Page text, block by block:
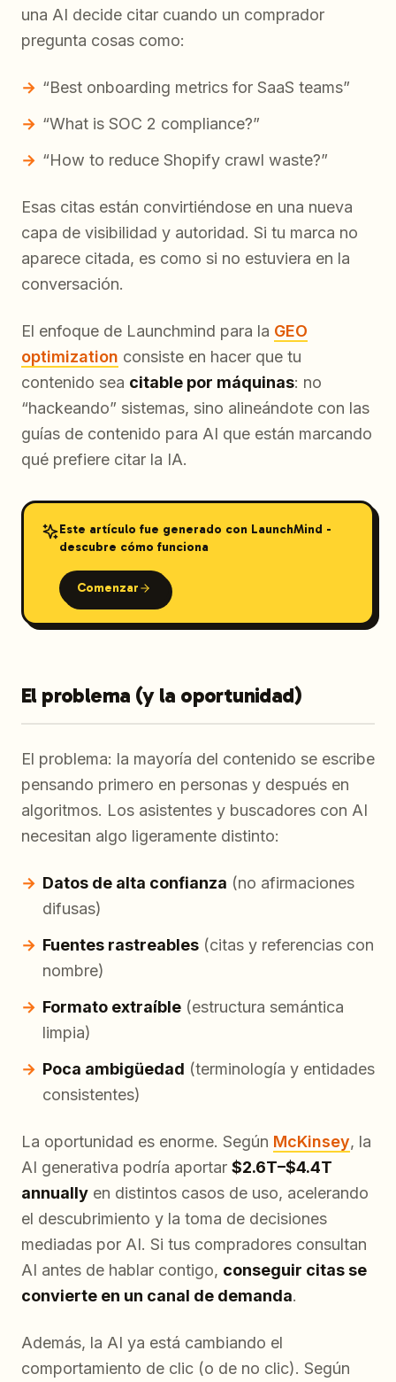
una AI decide citar cuando un comprador
pregunta cosas como:
“Best onboarding metrics for SaaS teams”
“What is SOC 2 compliance?”
“How to reduce Shopify crawl waste?”
Esas citas están convirtiéndose en una nueva
capa de visibilidad y autoridad. Si tu marca no
aparece citada, es como si no estuviera en la
conversación.
El enfoque de Launchmind para la GEO
optimization consiste en hacer que tu
contenido sea citable por máquinas: no
“hackeando” sistemas, sino alineándote con las
guías de contenido para AI que están marcando
qué prefiere citar la IA.
Este artículo fue generado con LaunchMind -
descubre cómo funciona
Comenzar
El problema (y la oportunidad)
El problema: la mayoría del contenido se escribe
pensando primero en personas y después en
algoritmos. Los asistentes y buscadores con AI
necesitan algo ligeramente distinto:
Datos de alta confianza (no afirmaciones
difusas)
Fuentes rastreables (citas y referencias con
nombre)
Formato extraíble (estructura semántica
limpia)
Poca ambigüedad (terminología y entidades
consistentes)
La oportunidad es enorme. Según McKinsey, la
AI generativa podría aportar $2.6T–$4.4T
annually en distintos casos de uso, acelerando
el descubrimiento y la toma de decisiones
mediadas por AI. Si tus compradores consultan
AI antes de hablar contigo, conseguir citas se
convierte en un canal de demanda.
Además, la AI ya está cambiando el
comportamiento de clic (o de no clic). Según